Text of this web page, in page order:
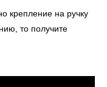
крепление на ручку
то получите